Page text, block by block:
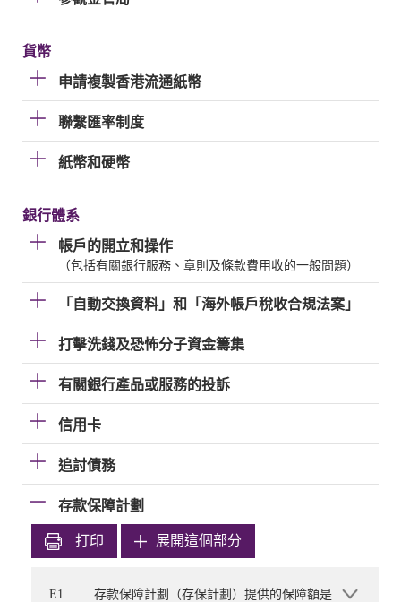
貨幣
申請複製香港流通紙幣
聯繫匯率制度
紙幣和硬幣
銀行體系
帳戶的開立和操作
（包括有關銀行服務、章則及條款費用收的一般問題）
「自動交換資料」和「海外帳戶稅收合規法案」
打擊洗錢及恐怖分子資金籌集
有關銀行產品或服務的投訴
信用卡
追討債務
存款保障計劃
打印 展開這個部分
E1
存款保障計劃（存保計劃）提供的保障額是